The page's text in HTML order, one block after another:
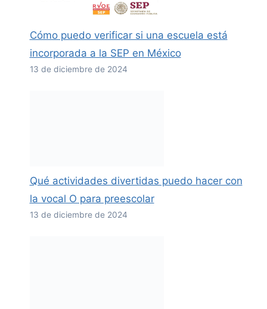
Cómo puedo verificar si una escuela está
incorporada a la SEP en México
13 de diciembre de 2024
Qué actividades divertidas puedo hacer con
la vocal O para preescolar
13 de diciembre de 2024